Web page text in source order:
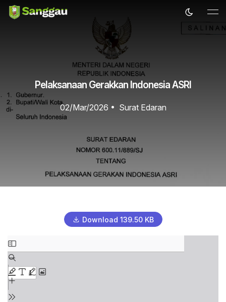
Pelaksanaan Gerakkan Indonesia ASRI
02/Mar/2026 • Surat Edaran
Download 139.50 KB